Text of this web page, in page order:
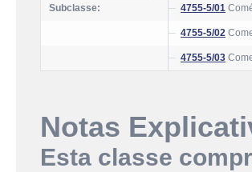
Subclasse: 4755-5/01
4755-5/02
4755-5/03
Notas
Esta classe